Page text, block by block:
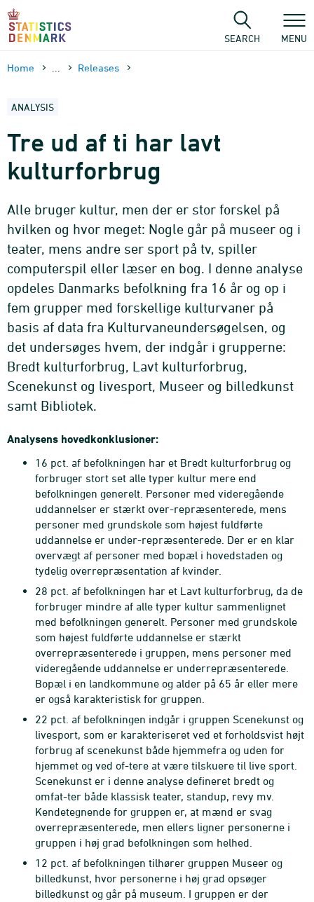
Skip
content
SEARCH MENU
Home Releases
ANALYSIS
Tre ud af ti har lavt
kulturforbrug
Alle bruger kultur, men der er stor forskel på
hvilken og hvor meget: Nogle går på museer og i
teater, mens andre ser sport på tv, spiller
computerspil eller læser en bog. I denne analyse
opdeles Danmarks befolkning fra 16 år og op i
fem grupper med forskellige kulturvaner på
basis af data fra Kulturvaneundersøgelsen, og
det undersøges hvem, der indgår i grupperne:
Bredt kulturforbrug, Lavt kulturforbrug,
Scenekunst og livesport, Museer og billedkunst
samt Bibliotek.
Analysens hovedkonklusioner:
16 pct. af befolkningen har et Bredt kulturforbrug og
forbruger stort set alle typer kultur mere end
befolkningen generelt. Personer med videregående
uddannelser er stærkt over-repræsenterede, mens
personer med grundskole som højest fuldførte
uddannelse er under-repræsenterede. Der er en klar
overvægt af personer med bopæl i hovedstaden og
tydelig overrepræsentation af kvinder.
28 pct. af befolkningen har et Lavt kulturforbrug, da de
forbruger mindre af alle typer kultur sammenlignet
med befolkningen generelt. Personer med grundskole
som højest fuldførte uddannelse er stærkt
overrepræsenterede i gruppen, mens personer med
videregående uddannelse er underrepræsenterede.
Bopæl i en landkommune og alder på 65 år eller mere
er også karakteristisk for gruppen.
22 pct. af befolkningen indgår i gruppen Scenekunst og
livesport, som er karakteriseret ved et forholdsvist højt
forbrug af scenekunst både hjemmefra og uden for
hjemmet og ved of-tere at være tilskuere til live sport.
Scenekunst er i denne analyse defineret bredt og
omfat-ter både klassisk teater, standup, revy mv.
Kendetegnende for gruppen er, at mænd er svag
overrepræsenterede, men ellers ligner personerne i
gruppen i høj grad befolkningen som helhed.
12 pct. af befolkningen tilhører gruppen Museer og
billedkunst, hvor personerne i høj grad opsøger
billedkunst og går på museum. I gruppen er der